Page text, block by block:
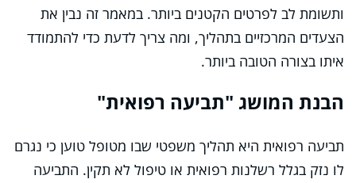
ותשומת לב לפרטים הקטנים ביותר. במאמר זה נבין את
הצעדים המרכזיים בתהליך, ומה צריך לדעת כדי להתמודד
איתו בצורה הטובה ביותר.
הבנת המושג "תביעה רפואית"
תביעה רפואית היא תהליך משפטי שבו מטופל טוען כי נגרם
לו נזק בגלל רשלנות רפואית או טיפול לא תקין. התביעה